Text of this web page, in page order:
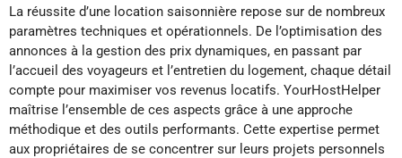
La réussite d’une location saisonnière repose sur de nombreux
paramètres techniques et opérationnels. De l’optimisation des
annonces à la gestion des prix dynamiques, en passant par
l’accueil des voyageurs et l’entretien du logement, chaque détail
compte pour maximiser vos revenus locatifs. YourHostHelper
maîtrise l’ensemble de ces aspects grâce à une approche
méthodique et des outils performants. Cette expertise permet
aux propriétaires de se concentrer sur leurs projets personnels